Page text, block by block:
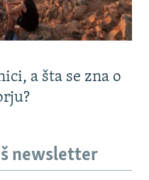
a šta se zna o
newsletter